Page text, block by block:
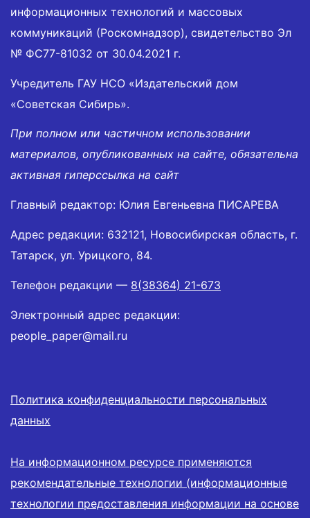
информационных технологий и массовых
коммуникаций (Роскомнадзор), свидетельство Эл
№ ФС77-81032 от 30.04.2021 г.
Учредитель ГАУ НСО «Издательский дом
«Советская Сибирь».
При полном или частичном использовании
материалов, опубликованных на сайте, обязательна
активная гиперссылка на сайт
Главный редактор: Юлия Евгеньевна ПИСАРЕВА
Адрес редакции: 632121, Новосибирская область, г.
Татарск, ул. Урицкого, 84.
Телефон редакции — 8(38364) 21-673
Электронный адрес редакции:
people_paper@mail.ru
Политика конфиденциальности персональных
данных
На информационном ресурсе применяются
рекомендательные технологии (информационные
технологии предоставления информации на основе